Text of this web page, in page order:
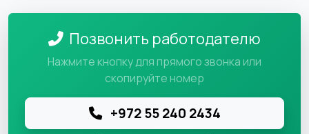
Позвонить работодателю
Нажмите кнопку для прямого звонка или
скопируйте номер
+972 55 240 2434